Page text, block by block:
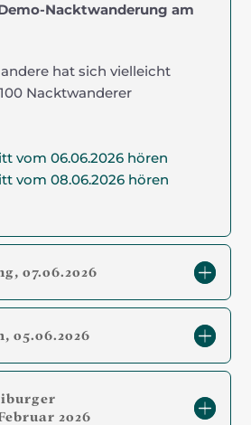
Nacktwanderung am
hat sich vielleicht
Nacktwanderer
vom 06.06.2026 hören
vom 08.06.2026 hören
07.06.2026
05.06.2026
2026